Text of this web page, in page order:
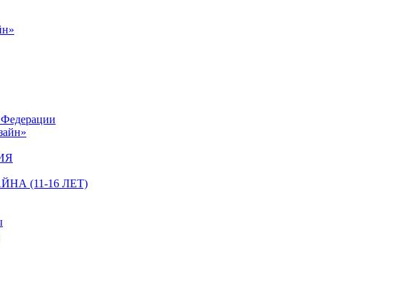
Федерации
(11-16 ЛЕТ)